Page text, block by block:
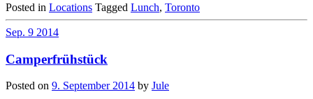
Posted in Locations Tagged Lunch, Toronto
Sep. 9 2014
Camperfrühstück
Posted on 9. September 2014 by Jule